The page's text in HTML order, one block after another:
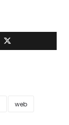
web